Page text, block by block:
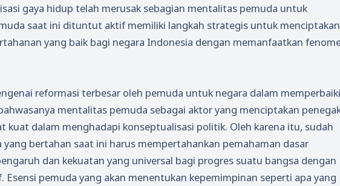
gaya hidup telah merusak sebagian mentalitas pemuda untuk
saat ini dituntut aktif memiliki langkah strategis untuk menciptakan
yang baik bagi negara Indonesia dengan memanfaatkan
reformasi terbesar oleh pemuda untuk negara dalam memperbaiki
mentalitas pemuda sebagai aktor yang menciptakan
kuat dalam menghadapi konseptualisasi politik. Oleh karena itu, sudah
yang bertahan saat ini harus mempertahankan pemahaman dasar
dan kekuatan yang universal bagi progres suatu bangsa dengan
pemuda yang akan menentukan kepemimpinan seperti apa yang